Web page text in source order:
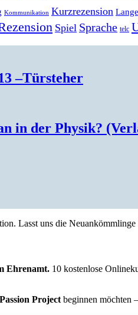
Kommunikation Kurzrezension
Spiel Sprache telc
–Türsteher
in der Physik?
Lasst uns die
Ehrenamt. 10 kostenlose
Passion Project beginnen möchten